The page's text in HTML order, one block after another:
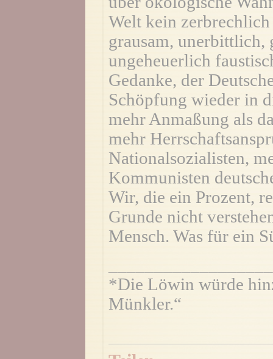
Welt kein
grausam,
ungeheuerlich
Gedanke, der
Schöpfung wieder in
mehr Anmaßung als
mehr
Nationalsozialisten,
Kommunisten
Wir, die ein Prozent,
Grunde nicht
Mensch. Was für ein
*Die Löwin würde
Münkler.“